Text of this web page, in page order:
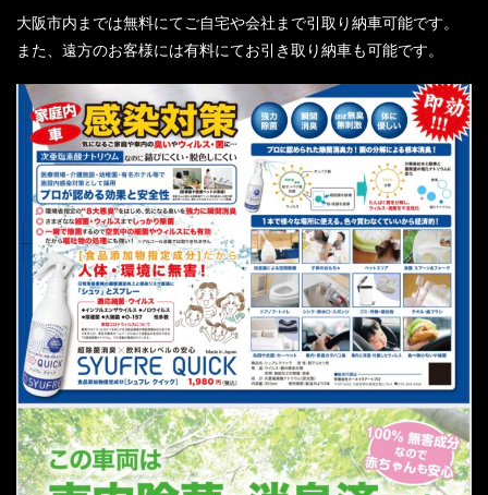
大阪市内までは無料にてご自宅や会社まで引取り納車可能です。
また、遠方のお客様には有料にてお引き取り納車も可能です。